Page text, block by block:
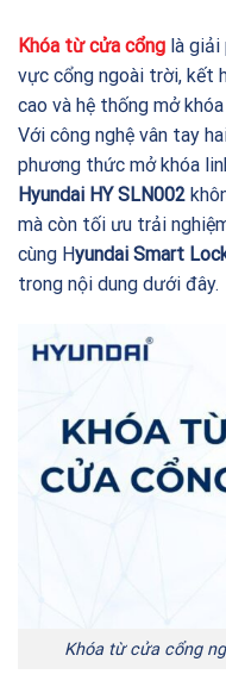
Khóa từ cửa cổng là giải
vực cổng ngoài trời, kết
cao và hệ thống mở
Với công nghệ vân tay
phương thức mở khóa
Hyundai HY SLN002
mà còn tối ưu trải
cùng Hyundai Smart
trong nội dung dưới đây.
Khóa từ cửa cổng